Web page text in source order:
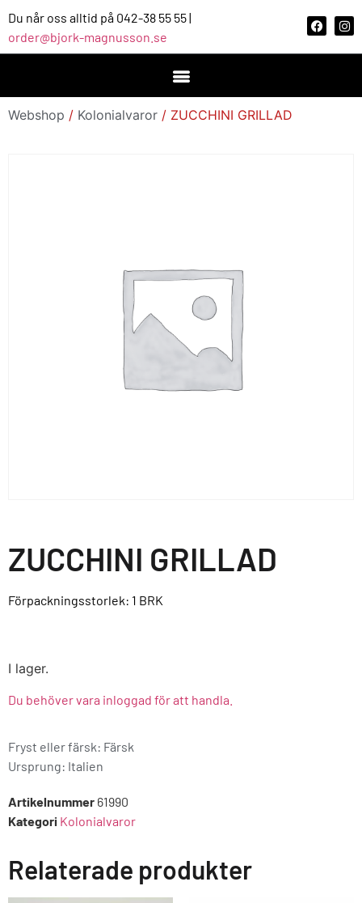
Du når oss alltid på 042-38 55 55 |
order@bjork-magnusson.se
Webshop / Kolonialvaror / ZUCCHINI GRILLAD
ZUCCHINI GRILLAD
Förpackningsstorlek: 1 BRK
I lager.
Du behöver vara inloggad för att handla.
Fryst eller färsk: Färsk
Ursprung: Italien
Artikelnummer 61990
Kategori Kolonialvaror
Relaterade produkter